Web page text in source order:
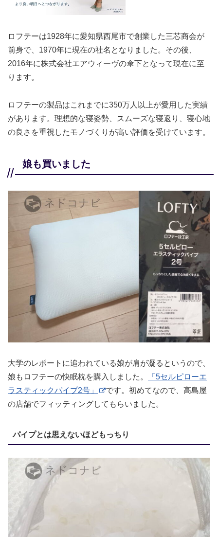
ロフテーは1928年に愛知県西尾市で創業した三芯商会が
前身で、1970年に現在の社名となりました。その後、
2016年に株式会社エアウィーヴの傘下となって現在に至
ります。
ロフテーの製品はこれまでに350万人以上が愛用した実績
があります。理想的な寝姿勢、スムーズな寝返り、寝心地
の良さを重視したモノづくりが高い評価を受けています。
娘も買いました
大学のレポートに追われている娘が肩が凝るというので、
娘もロフテーの快眠枕を購入しました。
「5セルピローエ
ラスティックパイプ2号」
です。初めてなので、高島屋
の店舗でフィッティングしてもらいました。
パイプとは思えないほどもっちり